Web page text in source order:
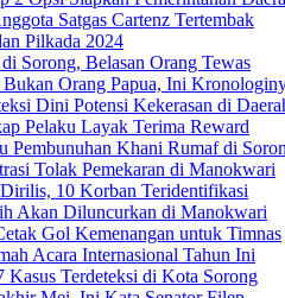
Satgas Cartenz Tertembak
Pilkada 2024
Sorong, Belasan Orang Tewas
Orang Papua, Ini
Dini Potensi Kekerasan di
Pelaku Layak Terima Reward
Pembunuhan Khani Rumaf di
Tolak Pemekaran di Manokwari
10 Korban Teridentifikasi
Akan Diluncurkan di Manokwari
Gol Kemenangan untuk Timnas
Acara Internasional Tahun Ini
Terdeteksi di Kota Sorong